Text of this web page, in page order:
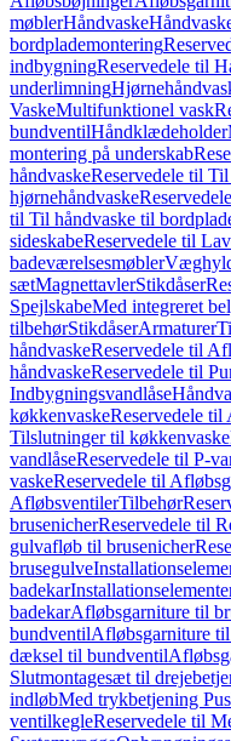
møblerHåndvaske
bordplademontering
indbygningReservedele til
underlimning
VaskeMultifunktionel vask
bundventilHåndklædeholder
montering på underskab
håndvaskeReservedele til
hjørnehåndvaske
til Til håndvaske til
sideskabeReservedele til
badeværelsesmøbler
sætMagnettavlerStikdåser
SpejlskabeMed integreret
tilbehørStikdåserArmaturer
håndvaskeReservedele til
håndvaskeReservedele til
Indbygningsvandlåse
køkkenvaskeReservedele
Tilslutninger til køkkenvaske
vandlåseReservedele til P-
vaskeReservedele til
AfløbsventilerTilbehør
brusenicherReservedele til
gulvafløb til brusenicher
brusegulve
badekar
badekarAfløbsgarniture til
bundventilAfløbsgarniture
dæksel til bundventil
Slutmontagesæt til
indløbMed trykbetjening
ventilkegleReservedele til